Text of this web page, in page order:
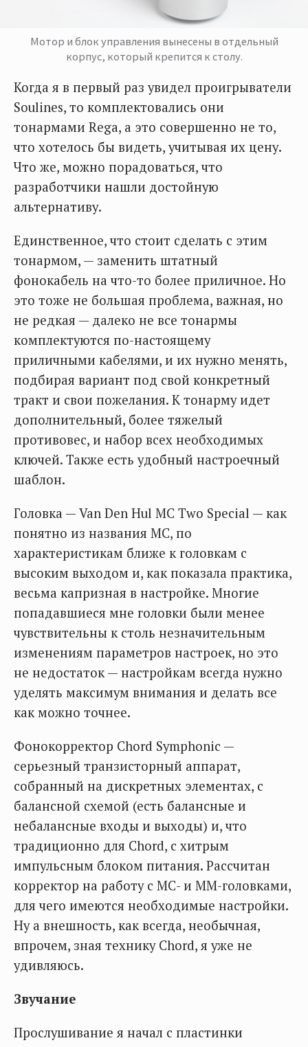
Мотор и блок управления вынесены в отдельный
корпус, который крепится к столу.
Когда я в первый раз увидел проигрыватели
Soulines, то комплектовались они
тонармами Rega, а это совершенно не то,
что хотелось бы видеть, учитывая их цену.
Что же, можно порадоваться, что
разработчики нашли достойную
альтернативу.
Единственное, что стоит сделать с этим
тонармом, — заменить штатный
фонокабель на что-то более приличное. Но
это тоже не большая проблема, важная, но
не редкая — далеко не все тонармы
комплектуются по-настоящему
приличными кабелями, и их нужно менять,
подбирая вариант под свой конкретный
тракт и свои пожелания. К тонарму идет
дополнительный, более тяжелый
противовес, и набор всех необходимых
ключей. Также есть удобный настроечный
шаблон.
Головка — Van Den Hul MC Two Special — как
понятно из названия МС, по
характеристикам ближе к головкам с
высоким выходом и, как показала практика,
весьма капризная в настройке. Многие
попадавшиеся мне головки были менее
чувствительны к столь незначительным
изменениям параметров настроек, но это
не недостаток — настройкам всегда нужно
уделять максимум внимания и делать все
как можно точнее.
Фонокорректор Chord Symphonic —
серьезный транзисторный аппарат,
собранный на дискретных элементах, с
балансной схемой (есть балансные и
небалансные входы и выходы) и, что
традиционно для Chord, с хитрым
импульсным блоком питания. Рассчитан
корректор на работу с МС- и ММ-головками,
для чего имеются необходимые настройки.
Ну а внешность, как всегда, необычная,
впрочем, зная технику Chord, я уже не
удивляюсь.
Звучание
Прослушивание я начал с пластинки